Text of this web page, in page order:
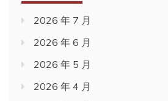
2026 年 7 月
2026 年 6 月
2026 年 5 月
2026 年 4 月